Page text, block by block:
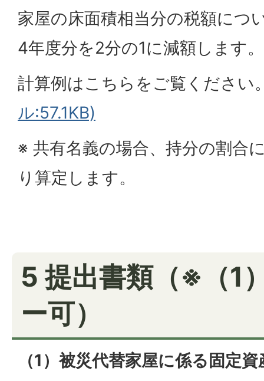
家屋の床面積相当分の税額につ
4年度分を2分の1に減額します。
計算例はこちらをご覧ください
ル:57.1KB)
※ 共有名義の場合、持分の割合
り算定します。
5 提出書類（※（1
ー可）
（1）被災代替家屋に係る固定